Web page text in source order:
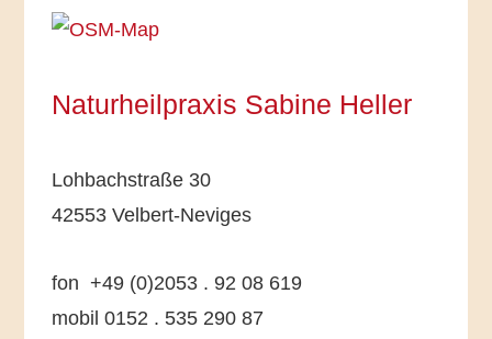
Naturheilpraxis Sabine Heller
Lohbachstraße 30
42553 Velbert-Neviges
fon +49 (0)2053 . 92 08 619
mobil 0152 . 535 290 87